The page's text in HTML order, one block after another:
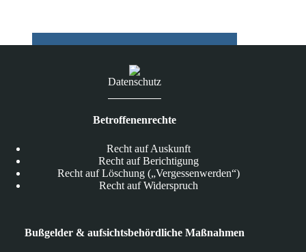
Datenschutz
Betroffenenrechte
Recht auf Auskunft
Recht auf Berichtigung
Recht auf Löschung („Vergessenwerden“)
Recht auf Widerspruch
Bußgelder & aufsichtsbehördliche Maßnahmen